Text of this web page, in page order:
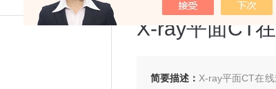
X-ray平面CT
简要描述： X-ray平面CT在